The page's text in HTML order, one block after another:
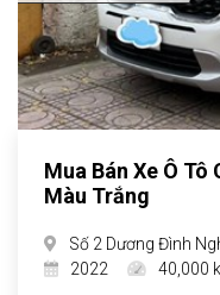
Mua Bán Xe Ô
Màu Trắng
Số 2 Dương Đình
2022
40,000